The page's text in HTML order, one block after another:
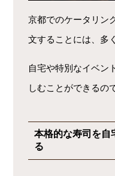
京都でのケータリン
文することには、多
自宅や特別なイベン
しむことができるの
本格的な寿司を自
る